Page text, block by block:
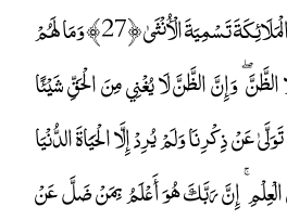
يُؤْمِنُونَ بِالْآخِرَةِ لَيُسَمُّونَ الْمَلَائِكَةَ تَسْمِيَةَ الْأُنْثَىٰ ﴿27﴾ وَمَا لَهُمْ
وَإِنَّ الظَّنَّ لَا يُغْنِي مِنَ الْحَقِّ شَيْئًا
عَنْ ذِكْرِنَا وَلَمْ يُرِدْ إِلَّا الْحَيَاةَ الدُّنْيَا
الْعِلْمِ ۚ إِنَّ رَبَّكَ هُوَ أَعْلَمُ بِمَنْ ضَلَّ عَنْ